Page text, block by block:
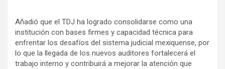
Añadió que el TDJ ha logrado consolidarse como una
institución con bases firmes y capacidad técnica para
enfrentar los desafíos del sistema judicial mexiquense, por
lo que la llegada de los nuevos auditores fortalecerá el
trabajo interno y contribuirá a mejorar la atención que